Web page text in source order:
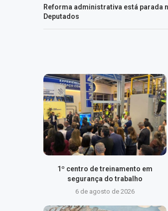
Reforma administrativa está parada
Deputados
1º centro de treinamento em
segurança do trabalho
6 de agosto de 2026